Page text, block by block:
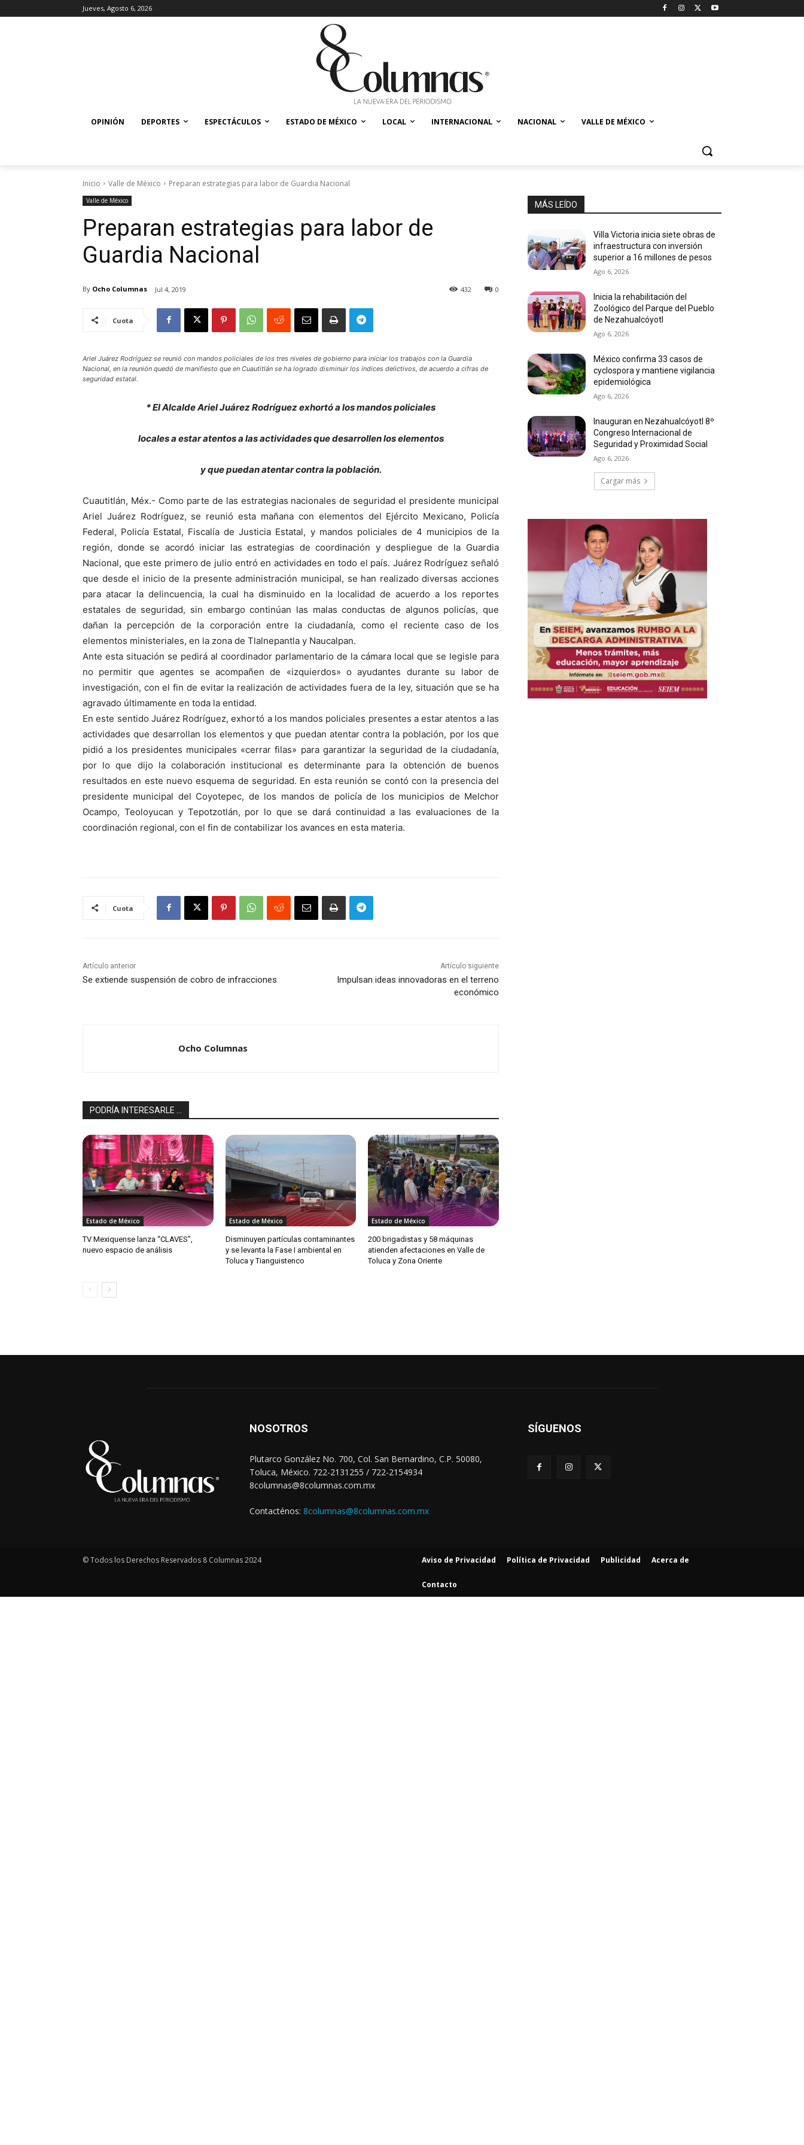
Jueves, Agosto 6, 2026
OPINIÓN DEPORTES ESPECTÁCULOS ESTADO DE MÉXICO LOCAL INTERNACIONAL NACIONAL VALLE DE MÉXICO
Inicio Valle de México Preparan estrategias para labor de Guardia Nacional
Valle de México
Preparan estrategias para labor de
Guardia Nacional
By Ocho Columnas Jul 4, 2019 0
432
Cuota
Ariel Juárez Rodríguez se reunió con mandos policiales de los tres niveles de gobierno para iniciar los trabajos con la Guardia
Nacional, en la reunión quedó de manifiesto que en Cuautitlán se ha logrado disminuir los índices delictivos, de acuerdo a cifras de
seguridad estatal.
* El Alcalde Ariel Juárez Rodríguez exhortó a los mandos policiales
locales a estar atentosa las actividades que desarrollen los elementos
y que puedan atentar contra la población.
Cuautitlán, Méx.- Como parte de las estrategias nacionales de seguridad el presidente municipal
Ariel Juárez Rodríguez, se reunió esta mañana con elementos del Ejército Mexicano, Policía
Federal, Policía Estatal, Fiscalía de Justicia Estatal, y mandos policiales de 4 municipios de la
región, donde se acordó iniciar las estrategias de coordinación y despliegue de la Guardia
Nacional, que este primero de julio entró en actividades en todo el país. Juárez Rodríguez señaló
que desde el inicio de la presente administración municipal, se han realizado diversas acciones
para atacar la delincuencia, la cual ha disminuido en la localidad de acuerdo a los reportes
estatales de seguridad, sin embargo continúan las malas conductas de algunos policías, que
dañan la percepción de la corporación entre la ciudadanía, como el reciente caso de los
elementos ministeriales, en la zona de Tlalnepantla y Naucalpan.
Ante esta situación se pedirá al coordinador parlamentario de la cámara local que se legisle para
no permitir que agentes se acompañen de «izquierdos» o ayudantes durante su labor de
investigación, con el fin de evitar la realización de actividades fuera de la ley, situación que se ha
agravado últimamente en toda la entidad.
En este sentido Juárez Rodríguez, exhortó a los mandos policiales presentes a estar atentos a las
actividades que desarrollan los elementos y que puedan atentar contra la población, por los que
pidió a los presidentes municipales «cerrar filas» para garantizar la seguridad de la ciudadanía,
por lo que dijo la colaboración institucional es determinante para la obtención de buenos
resultados en este nuevo esquema de seguridad. En esta reunión se contó con la presencia del
presidente municipal del Coyotepec, de los mandos de policía de los municipios de Melchor
Ocampo, Teoloyucan y Tepotzotlán, por lo que se dará continuidad a las evaluaciones de la
coordinación regional, con el fin de contabilizar los avances en esta materia.
Cuota
Artículo anterior
Se extiende suspensión de cobro de infracciones
Artículo siguiente
Impulsan ideas innovadoras en el terreno
económico
Ocho Columnas
PODRÍA INTERESARLE ...
Estado de México
TV Mexiquense lanza “CLAVES”,
nuevo espacio de análisis
Estado de México
Disminuyen partículas contaminantes
y se levanta la Fase I ambiental en
Toluca y Tianguistenco
Estado de México
200 brigadistas y 58 máquinas
atienden afectaciones en Valle de
Toluca y Zona Oriente
MÁS LEÍDO
Villa Victoria inicia siete obras de
infraestructura con inversión
superior a 16 millones de pesos
Ago 6, 2026
Inicia la rehabilitación del
Zoológico del Parque del Pueblo
de Nezahualcóyotl
Ago 6, 2026
México confirma 33 casos de
cyclospora y mantiene vigilancia
epidemiológica
Ago 6, 2026
Inauguran en Nezahualcóyotl 8º
Congreso Internacional de
Seguridad y Proximidad Social
Ago 6, 2026
Cargar más
NOSOTROS
Plutarco González No. 700, Col. San Bernardino, C.P. 50080,
Toluca, México. 722-2131255 / 722-2154934
8columnas@8columnas.com.mx
Contacténos: 8columnas@8columnas.com.mx
SÍGUENOS
© Todos los Derechos Reservados 8 Columnas 2024 Aviso de Privacidad Política de Privacidad Publicidad Acerca de
Contacto